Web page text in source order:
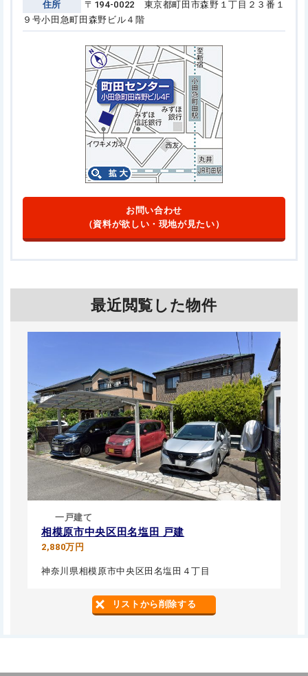
住所
〒194-0022 東京都町田市森野１丁目２３番１
９号小田急町田森野ビル４階
お問い合わせ
（資料が欲しい・現地が見たい）
最近閲覧した物件
一戸建て
相模原市中央区田名塩田 戸建
2,880万円
神奈川県相模原市中央区田名塩田４丁目
リストから削除する